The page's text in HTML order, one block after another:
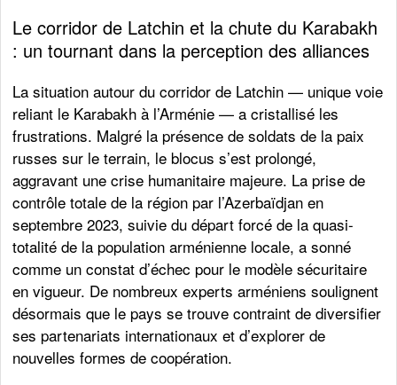
Le corridor de Latchin et la chute du Karabakh
: un tournant dans la perception des alliances
La situation autour du corridor de Latchin — unique voie
reliant le Karabakh à l’Arménie — a cristallisé les
frustrations. Malgré la présence de soldats de la paix
russes sur le terrain, le blocus s’est prolongé,
aggravant une crise humanitaire majeure. La prise de
contrôle totale de la région par l’Azerbaïdjan en
septembre 2023, suivie du départ forcé de la quasi-
totalité de la population arménienne locale, a sonné
comme un constat d’échec pour le modèle sécuritaire
en vigueur. De nombreux experts arméniens soulignent
désormais que le pays se trouve contraint de diversifier
ses partenariats internationaux et d’explorer de
nouvelles formes de coopération.